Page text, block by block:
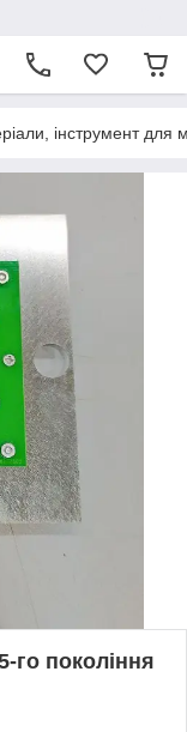
інструмент для
го покоління